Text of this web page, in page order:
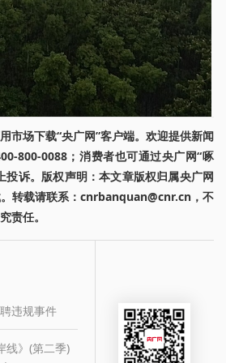
市场下载“央广网”客户端。欢迎提供新闻
800-0088；消费者也可通过央广网“啄
投诉。版权声明：本文章版权归属央广网
转载请联系：cnrbanquan@cnr.cn，不
责任。
违规事件
线》(第二季)